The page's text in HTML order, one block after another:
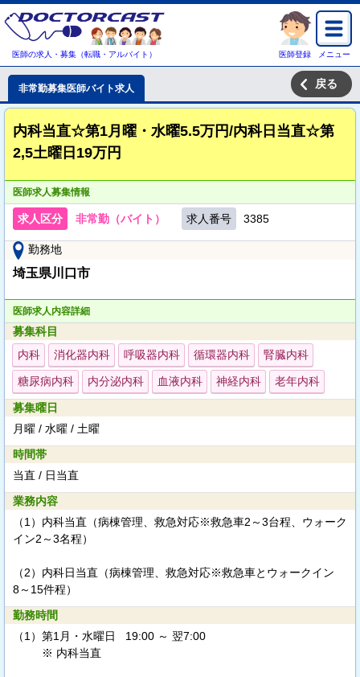
医師の求人・募集（転職・アルバイト） 医師登録 メニュー
非常勤募集医師バイト求人 戻る
内科当直☆第1月曜・水曜5.5万円/内科日当直☆第
2,5土曜日19万円
医師求人募集情報
求人区分 非常勤（バイト） 求人番号 3385
勤務地
埼玉県川口市
医師求人内容詳細
募集科目
内科
消化器内科 呼吸器内科 循環器内科 腎臓内科
糖尿病内科 内分泌内科 血液内科 神経内科 老年内科
募集曜日
月曜 / 水曜 / 土曜
時間帯
当直 / 日当直
業務内容
（1）内科当直（病棟管理、救急対応※救急車2～3台程、ウォーク
イン2～3名程）
（2）内科日当直（病棟管理、救急対応※救急車とウォークイン
8～15件程）
勤務時間
（1） 第1月・水曜日 19:00 ～ 翌7:00
※ 内科当直